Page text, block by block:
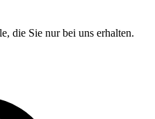
die Sie nur bei uns erhalten.